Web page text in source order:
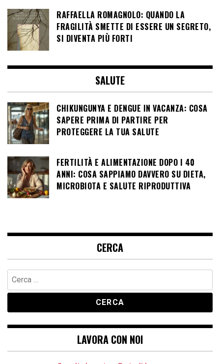
RAFFAELLA ROMAGNOLO: QUANDO LA
FRAGILITÀ SMETTE DI ESSERE UN SEGRETO,
SI DIVENTA PIÙ FORTI
SALUTE
CHIKUNGUNYA E DENGUE IN VACANZA: COSA
SAPERE PRIMA DI PARTIRE PER
PROTEGGERE LA TUA SALUTE
FERTILITÀ E ALIMENTAZIONE DOPO I 40
ANNI: COSA SAPPIAMO DAVVERO SU DIETA,
MICROBIOTA E SALUTE RIPRODUTTIVA
CERCA
Ricerca
per:
LAVORA CON NOI